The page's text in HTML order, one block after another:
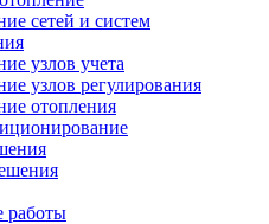
сетей и систем
узлов учета
узлов регулирования
отопления
работы